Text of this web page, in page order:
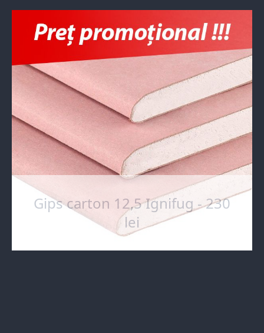
Gips carton 12,5 Ignifug - 230
lei